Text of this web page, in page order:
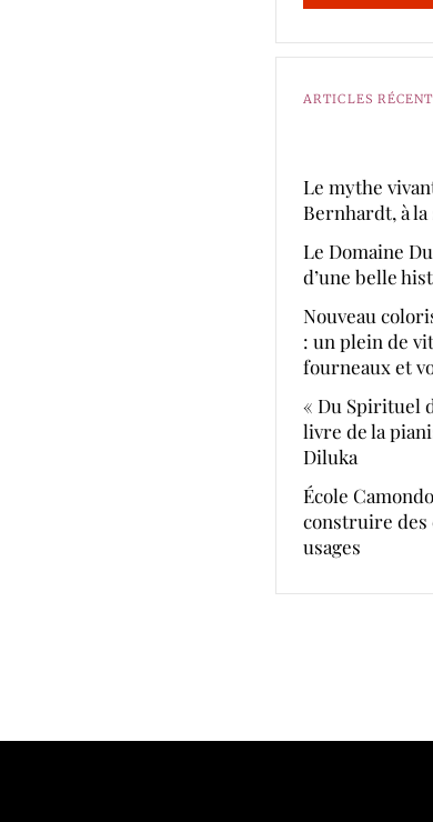
ARTICLES
Le mythe
Bernhardt, à la
Le Domaine
d’une belle
Nouveau
: un plein de
fourneaux et
« Du Spirituel
livre de la
Diluka
École
construire des
usages